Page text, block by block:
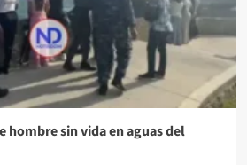
hombre sin vida en aguas del